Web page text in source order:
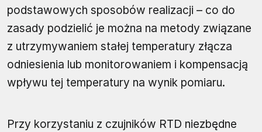
podstawowych sposobów realizacji – co do
zasady podzielić je można na metody związane
z utrzymywaniem stałej temperatury złącza
odniesienia lub monitorowaniem i kompensacją
wpływu tej temperatury na wynik pomiaru.
Przy korzystaniu z czujników RTD niezbędne